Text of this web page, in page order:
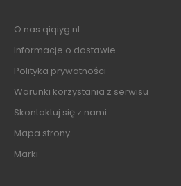
O nas qiqiyg.nl
Informacje o dostawie
Polityka prywatności
Warunki korzystania z serwisu
Skontaktuj się z nami
Mapa strony
Marki